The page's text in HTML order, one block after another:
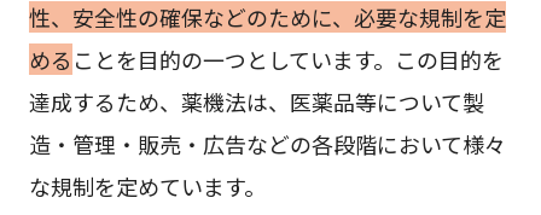
性、安全性の確保などのために、必要な規制を定
める ことを目的の一つとしています。この目的を
達成するため、薬機法は、医薬品等について製
造・管理・販売・広告などの各段階において様々
な規制を定めています。